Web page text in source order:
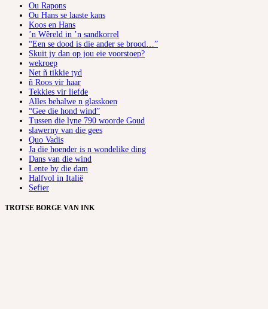
Ou Rapons
Ou Hans se laaste kans
Koos en Hans
’n Wêreld in ’n sandkorrel
“Een se dood is die ander se brood…”
Skuit jy dan op jou eie voorstoep?
wekroep
Net ñ tikkie tyd
ñ Roos vir haar
Tekkies vir liefde
Alles behalwe n glasskoen
“Gee die hond wind”
Tussen die lyne 790 woorde Goud
slawerny van die gees
Quo Vadis
Ja die hoender is n wondelike ding
Dans van die wind
Lente by die dam
Halfvol in Italië
Sefier
TROTSE BORGE VAN INK